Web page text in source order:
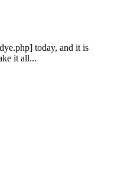
today, and it is
it all...